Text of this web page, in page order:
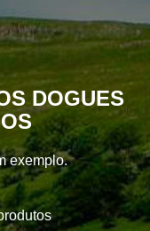
DOGUES
exemplo.